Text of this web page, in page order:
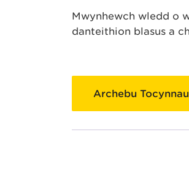
Mwynhewch wledd o
danteithion blasus a
Archebu Tocynnau